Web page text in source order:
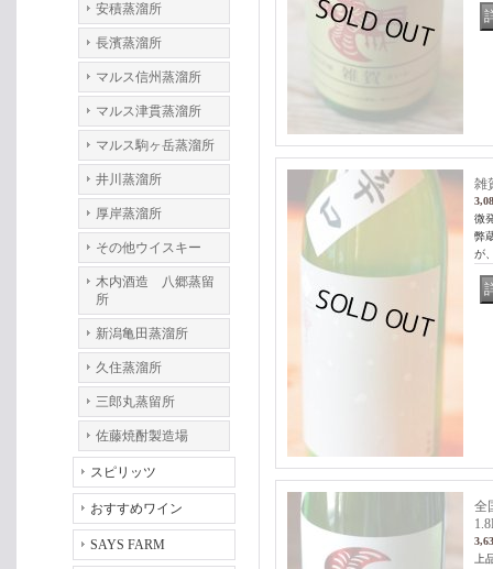
安積蒸溜所
長濱蒸溜所
マルス信州蒸溜所
マルス津貫蒸溜所
マルス駒ヶ岳蒸溜所
井川蒸溜所
厚岸蒸溜所
その他ウイスキー
木内酒造 八郷蒸留
所
新潟亀田蒸溜所
久住蒸溜所
三郎丸蒸留所
佐藤焼酎製造場
スピリッツ
おすすめワイン
SAYS FARM
雑
微
弊
が
全
上